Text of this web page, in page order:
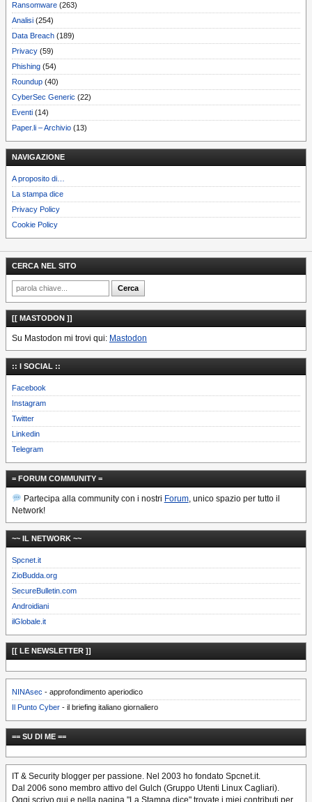
Ransomware (263)
Analisi (254)
Data Breach (189)
Privacy (59)
Phishing (54)
Roundup (40)
CyberSec Generic (22)
Eventi (14)
Paper.li – Archivio (13)
NAVIGAZIONE
A proposito di…
La stampa dice
Privacy Policy
Cookie Policy
CERCA NEL SITO
[[ MASTODON ]]
Su Mastodon mi trovi qui: Mastodon
:: I SOCIAL ::
Facebook
Instagram
Twitter
Linkedin
Telegram
= FORUM COMMUNITY =
Partecipa alla community con i nostri Forum, unico spazio per tutto il
Network!
~~ IL NETWORK ~~
Spcnet.it
ZioBudda.org
SecureBulletin.com
Androidiani
ilGlobale.it
[[ LE NEWSLETTER ]]
NINAsec - approfondimento aperiodico
Il Punto Cyber - il briefing italiano giornaliero
== SU DI ME ==
IT & Security blogger per passione. Nel 2003 ho fondato Spcnet.it.
Dal 2006 sono membro attivo del Gulch (Gruppo Utenti Linux Cagliari).
Oggi scrivo qui e nella pagina "La Stampa dice" trovate i miei contributi per